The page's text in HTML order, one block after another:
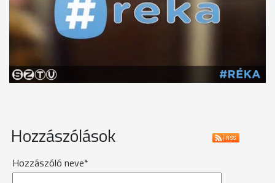
Hozzászólások
Hozzászóló neve*